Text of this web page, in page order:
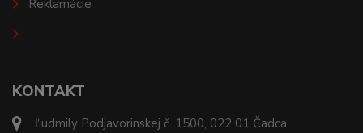
KONTAKT
Ľudmily Podjavorinskej č. 1500, 022 01 Čadca
Reklamácie